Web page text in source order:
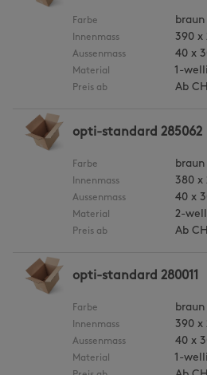
Farbe braun
Innenmass 390 x
Aussenmass 40 x
Material 1-
Preis ab Ab
opti-standard 285062
Farbe braun
Innenmass 380 x
Aussenmass 40 x
Material 2-
Preis ab Ab
opti-standard 280011
Farbe braun
Innenmass 390 x
Aussenmass 40 x
Material 1-